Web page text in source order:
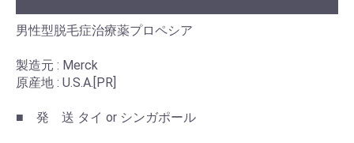
男性型脱毛症治療薬プロペシア
製造元 : Merck
原産地 : U.S.A.[PR]
■ 発 送 タイ or シンガポール